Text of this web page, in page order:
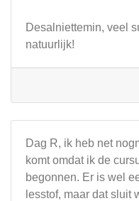
Desalniettemin, veel
natuurlijk!
Dag R, ik heb net
komt omdat ik de
begonnen. Er is wel
lesstof, maar dat sluit